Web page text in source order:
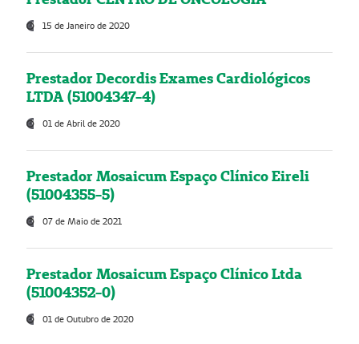
15 de Janeiro de 2020
Prestador Decordis Exames Cardiológicos
LTDA (51004347-4)
01 de Abril de 2020
Prestador Mosaicum Espaço Clínico Eireli
(51004355-5)
07 de Maio de 2021
Prestador Mosaicum Espaço Clínico Ltda
(51004352-0)
01 de Outubro de 2020